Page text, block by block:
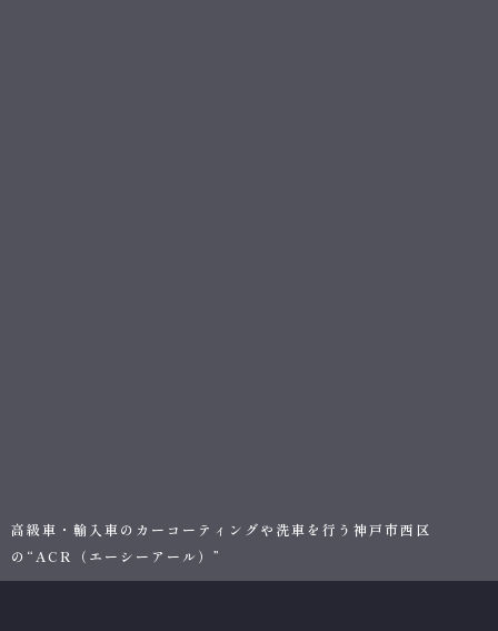
高級車・輸入車のカーコーティングや洗車を行う神戸市西区
の“ACR（エーシーアール）”